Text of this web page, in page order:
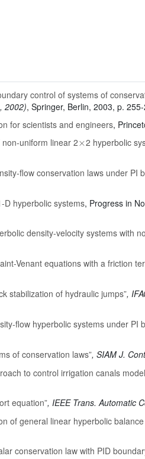
control of systems of
2002), Springer, Berlin, 2003, p.
for scientists and engineers,
uniform linear 2 2 hyperbolic
flow conservation laws under PI
D hyperbolic systems, Progress in
density-velocity systems with
Venant equations with a friction
stabilization of hydraulic jumps”,
flow hyperbolic systems under PI
of conservation laws”, SIAM J.
to control irrigation canals
equation”, IEEE Trans. Automatic
of general linear hyperbolic
conservation law with PID